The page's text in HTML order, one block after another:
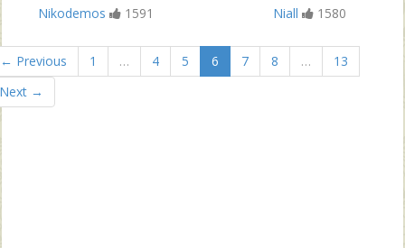
Nikodemos
1591 Niall 1580
← Previous 1 … 4 5 6 7 8 …
13
Next →